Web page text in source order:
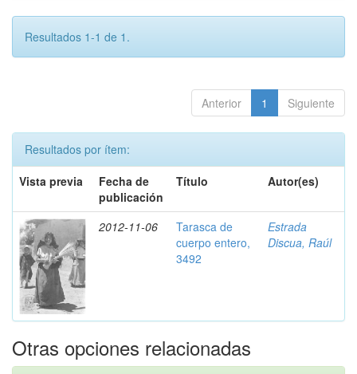
Resultados 1-1 de 1.
Anterior 1 Siguiente
Resultados por ítem:
Vista previa
Fecha de
publicación
Título Autor(es)
2012-11-06
Tarasca de
cuerpo entero,
3492
Estrada
Discua, Raúl
Otras opciones relacionadas